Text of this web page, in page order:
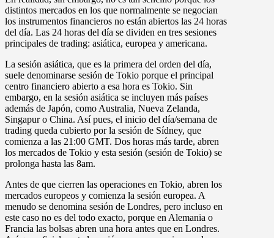
distintos mercados en los que normalmente se negocian
los instrumentos financieros no están abiertos las 24 horas
del día. Las 24 horas del día se dividen en tres sesiones
principales de trading: asiática, europea y americana.
La sesión asiática, que es la primera del orden del día,
suele denominarse sesión de Tokio porque el principal
centro financiero abierto a esa hora es Tokio. Sin
embargo, en la sesión asiática se incluyen más países
además de Japón, como Australia, Nueva Zelanda,
Singapur o China. Así pues, el inicio del día/semana de
trading queda cubierto por la sesión de Sídney, que
comienza a las 21:00 GMT. Dos horas más tarde, abren
los mercados de Tokio y esta sesión (sesión de Tokio) se
prolonga hasta las 8am.
Antes de que cierren las operaciones en Tokio, abren los
mercados europeos y comienza la sesión europea. A
menudo se denomina sesión de Londres, pero incluso en
este caso no es del todo exacto, porque en Alemania o
Francia las bolsas abren una hora antes que en Londres.